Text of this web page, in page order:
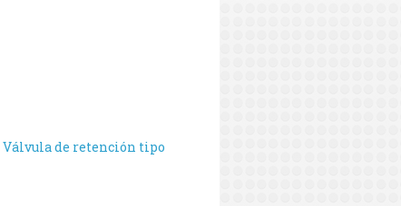
Válvula de retención tipo